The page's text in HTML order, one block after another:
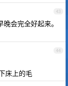
43
会完全好起来。
44
床上的毛